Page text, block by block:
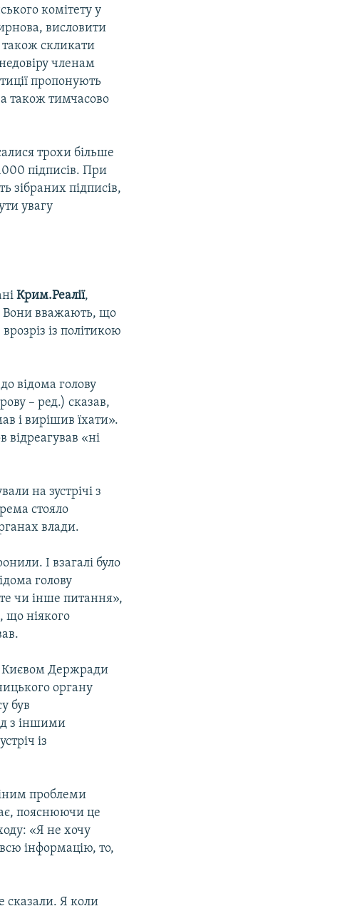
комітету у
висловити
також скликати
членам
пропонують
також тимчасово
трохи більше
підписів. При
зібраних підписів,
увагу
Крим.Реалії,
Вони вважають, що
із політикою
відома голову
– ред.) сказав,
і вирішив їхати».
відреагував «ні
на зустрічі з
стояло
влади.
І взагалі було
голову
чи інше питання»,
що ніякого
Києвом Держради
органу
був
з іншими
із
проблеми
пояснюючи це
«Я не хочу
інформацію, то,
сказали. Я коли